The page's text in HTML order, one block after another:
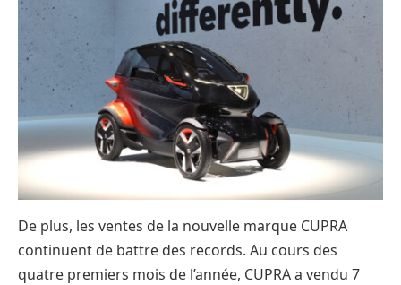
De plus, les ventes de la nouvelle marque CUPRA
continuent de battre des records. Au cours des
quatre premiers mois de l’année, CUPRA a vendu 7